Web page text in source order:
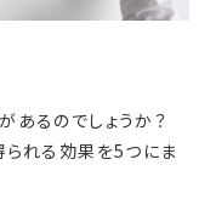
あるのでしょうか？
られる効果を5つにま